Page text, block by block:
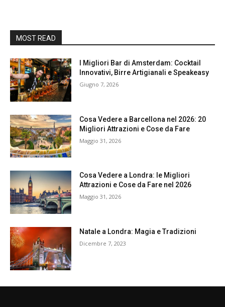
MOST READ
I Migliori Bar di Amsterdam: Cocktail
Innovativi, Birre Artigianali e Speakeasy
Giugno 7, 2026
Cosa Vedere a Barcellona nel 2026: 20
Migliori Attrazioni e Cose da Fare
Maggio 31, 2026
Cosa Vedere a Londra: le Migliori
Attrazioni e Cose da Fare nel 2026
Maggio 31, 2026
Natale a Londra: Magia e Tradizioni
Dicembre 7, 2023